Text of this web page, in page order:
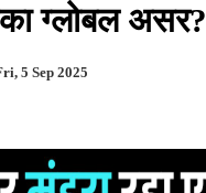
ग्लोबल असर?
5 Sep 2025